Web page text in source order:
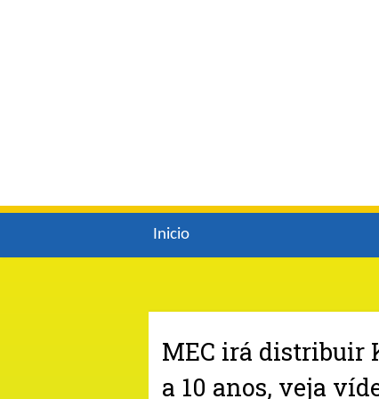
Inicio
MEC irá distribuir
a 10 anos, veja